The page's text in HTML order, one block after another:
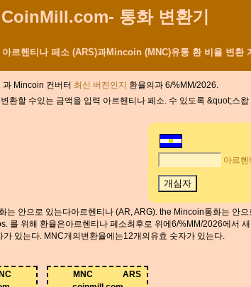
CoinMill.com- 통화 변환기
아르헨티나 페소 (ARS)과Mincoin (MNC)유통 환 비율 변환
과 Mincoin 컨버터 최신 버전인지 환율의과 6/%MM/2026.
환할 수있는 금액을 입력 아르헨티나 페소. 수 있도록 &quot;스
아르
는 안으로 있는다아르헨티나 (AR, ARG). the Mincoin통화는 안
를 위해 환율은아르헨티나 페소최후로 위에6/%MM/2026에서
있는다. MNC개의변환율에는12개의유효 숫자가 있는다.
MNC
ARS